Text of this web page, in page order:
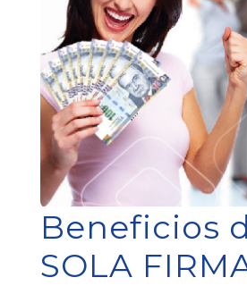
Beneficios
SOLA